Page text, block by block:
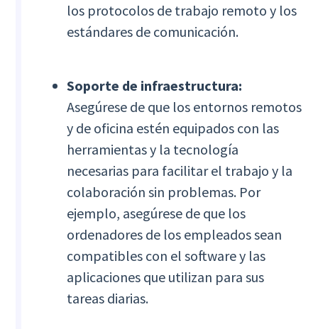
los protocolos de trabajo remoto y los
estándares de comunicación.
Soporte de infraestructura:
Asegúrese de que los entornos remotos
y de oficina estén equipados con las
herramientas y la tecnología
necesarias para facilitar el trabajo y la
colaboración sin problemas. Por
ejemplo, asegúrese de que los
ordenadores de los empleados sean
compatibles con el software y las
aplicaciones que utilizan para sus
tareas diarias.